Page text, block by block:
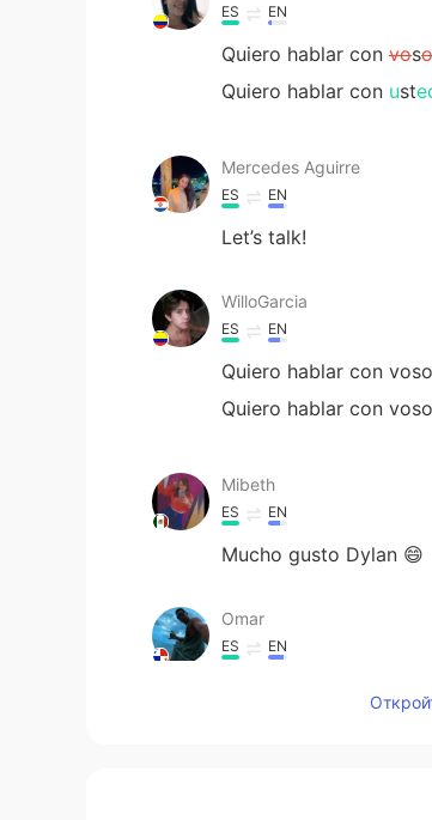
ES EN
Quiero hablar con voso
Quiero hablar con ust
Mercedes Aguirre
ES EN
Let’s talk!
WilloGarcia
ES EN
Quiero hablar con
Quiero hablar con
Mibeth
ES EN
Mucho gusto Dylan 😄
Omar
ES EN